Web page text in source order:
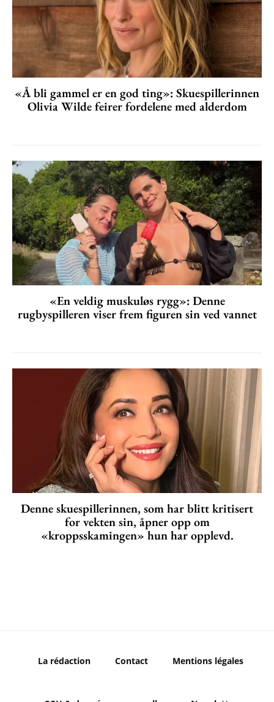
«Å bli gammel er en god ting»: Skuespillerinnen
Olivia Wilde feirer fordelene med alderdom
«En veldig muskuløs rygg»: Denne
rugbyspilleren viser frem figuren sin ved vannet
Denne skuespillerinnen, som har blitt kritisert
for vekten sin, åpner opp om
«kroppsskamingen» hun har opplevd.
La rédaction Contact Mentions légales